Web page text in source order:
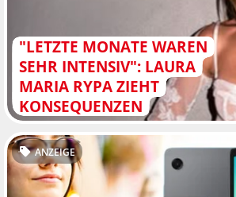
"LETZTE MONATE WAREN
SEHR INTENSIV": LAURA
MARIA RYPA ZIEHT
KONSEQUENZEN
ANZEIGE